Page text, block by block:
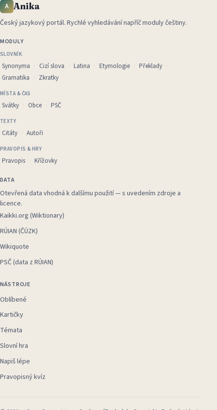
A Anika
Český jazykový portál. Rychlé vyhledávání napříč moduly češtiny.
MODULY
SLOVNÍK
Synonyma Cizí slova Latina Etymologie
Překlady
Gramatika
Zkratky
MÍSTA & ČAS
Svátky Obce PSČ
TEXTY
Citáty Autoři
PRAVOPIS & HRY
Pravopis Křížovky
DATA
Otevřená data vhodná k dalšímu použití — s uvedením zdroje a
licence.
Kaikki.org (Wiktionary)
RÚIAN (ČÚZK)
Wikiquote
PSČ (data z RÚIAN)
NÁSTROJE
Oblíbené
Kartičky
Témata
Slovní hra
Napiš lépe
Pravopisný kvíz